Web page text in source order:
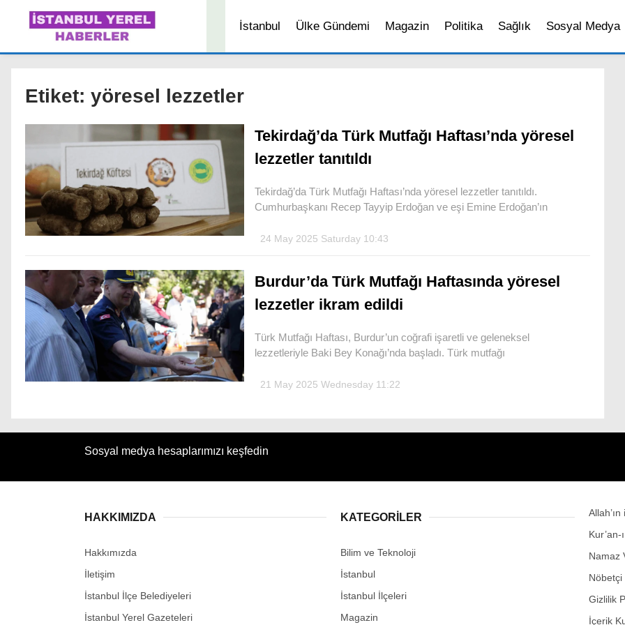
İstanbul Ülke Gündemi Magazin Politika Sağlık Sosyal Medya
Etiket: yöresel lezzetler
Tekirdağ’da Türk Mutfağı Haftası’nda yöresel
lezzetler tanıtıldı
Tekirdağ’da Türk Mutfağı Haftası’nda yöresel lezzetler tanıtıldı.
Cumhurbaşkanı Recep Tayyip Erdoğan ve eşi Emine Erdoğan’ın
24 May 2025 Saturday 10:43
Burdur’da Türk Mutfağı Haftasında yöresel
lezzetler ikram edildi
Türk Mutfağı Haftası, Burdur’un coğrafi işaretli ve geleneksel
lezzetleriyle Baki Bey Konağı’nda başladı. Türk mutfağı
21 May 2025 Wednesday 11:22
Sosyal medya hesaplarımızı keşfedin
HAKKIMIZDA
Hakkımızda
İletişim
İstanbul İlçe Belediyeleri
İstanbul Yerel Gazeteleri
KATEGORİLER
Bilim ve Teknoloji
İstanbul
İstanbul İlçeleri
Magazin
Kur’an-
Namaz
Gizlilik
İçerik